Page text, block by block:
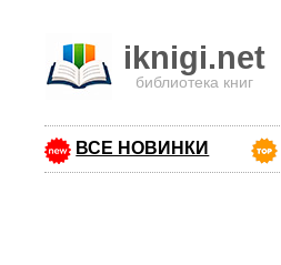
iknigi.net
библиотека книг
ВСЕ НОВИНКИ